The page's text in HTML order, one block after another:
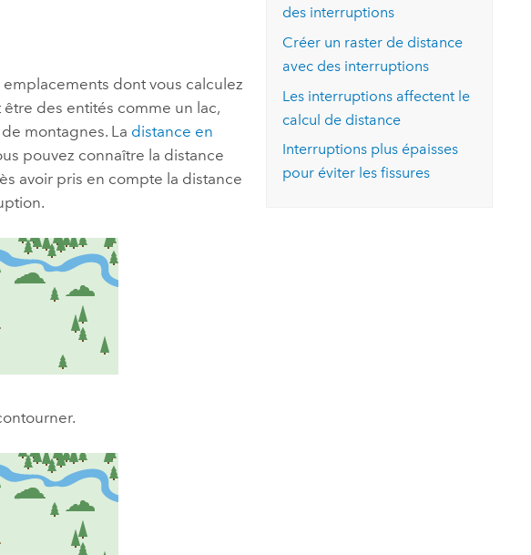
dont vous calculez
des entités comme un lac,
montagnes. La distance en
pouvez connaître la distance
avoir pris en compte la distance
des interruptions
Créer un raster de distance
avec des interruptions
Les interruptions affectent le
calcul de distance
Interruptions plus épaisses
pour éviter les fissures